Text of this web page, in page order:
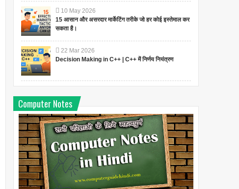
10 May 2026
15 आसान और असरदार मार्केटिंग तरीके जो हर कोई इस्तेमाल कर
सकता है।
22 Mar 2026
Decision Making in C++ | C++ में निर्णय नियंत्रण
Computer Notes